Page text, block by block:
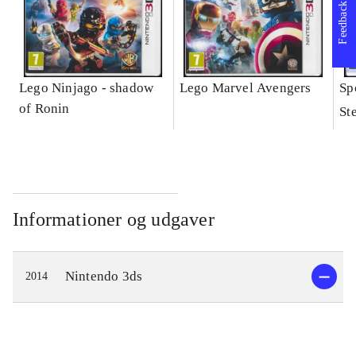
Lego Ninjago - shadow
of Ronin
Lego Marvel Avengers
Informationer og udgaver
2014 Nintendo 3ds
Feedback